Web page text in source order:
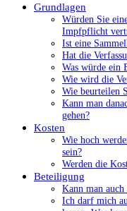
Grundlagen
Würden Sie
Impfpflicht
Ist eine
Hat die
Was würde ein
Wie wird die
Wie beurteilen
Kann man
gehen?
Kosten
Wie hoch
sein?
Werden die
Beteiligung
Kann man
Ich darf mich